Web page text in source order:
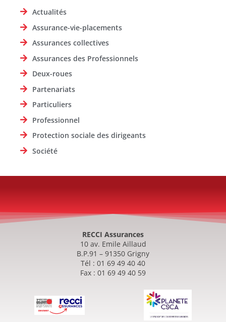
Actualités
Assurance-vie-placements
Assurances collectives
Assurances des Professionnels
Deux-roues
Partenariats
Particuliers
Professionnel
Protection sociale des dirigeants
Société
RECCI Assurances
10 av. Emile Aillaud
B.P.91 – 91350 Grigny
Tél : 01 69 49 40 40
Fax : 01 69 49 40 59